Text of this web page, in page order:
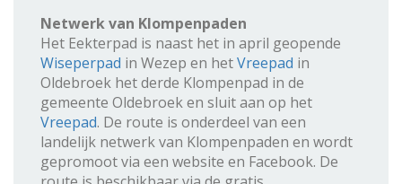
Netwerk van Klompenpaden
Het Eekterpad is naast het in april geopende
Wiseperpad in Wezep en hetVreepad in
Oldebroek het derde Klompenpad in de
gemeente Oldebroek en sluit aan op het
Vreepad. De route is onderdeel van een
landelijk netwerk van Klompenpaden en wordt
gepromoot via een website en Facebook. De